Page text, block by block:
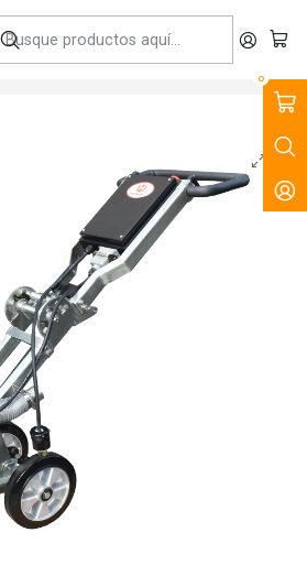
0
DE MAQUINARIA PARA LA
y Reparación de Superficies